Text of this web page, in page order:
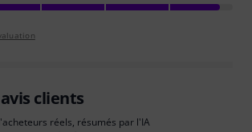
clients
réels, résumés par l'IA